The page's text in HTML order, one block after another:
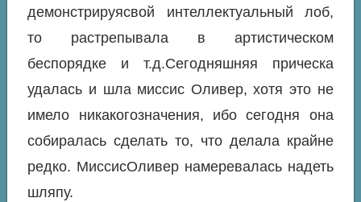
демонстрируясвой интеллектуальный лоб,
то растрепывала в артистическом
беспорядке и т.д.Сегодняшняя прическа
удалась и шла миссис Оливер, хотя это не
имело никакогозначения, ибо сегодня она
собиралась сделать то, что делала крайне
редко. МиссисОливер намеревалась надеть
шляпу.